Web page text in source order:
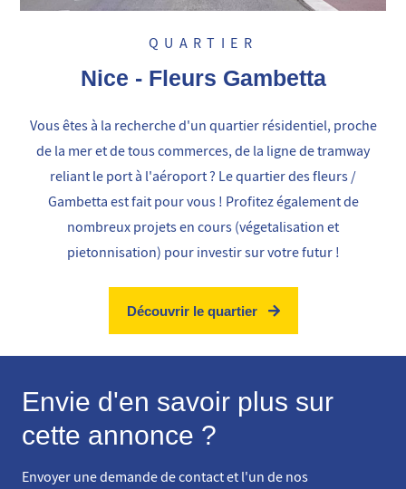
QUARTIER
Nice - Fleurs Gambetta
Vous êtes à la recherche d'un quartier résidentiel, proche
de la mer et de tous commerces, de la ligne de tramway
reliant le port à l'aéroport ? Le quartier des fleurs /
Gambetta est fait pour vous ! Profitez également de
nombreux projets en cours (végetalisation et
pietonnisation) pour investir sur votre futur !
Découvrir le quartier
Envie d'en savoir plus sur
cette annonce ?
Envoyer une demande de contact et l'un de nos